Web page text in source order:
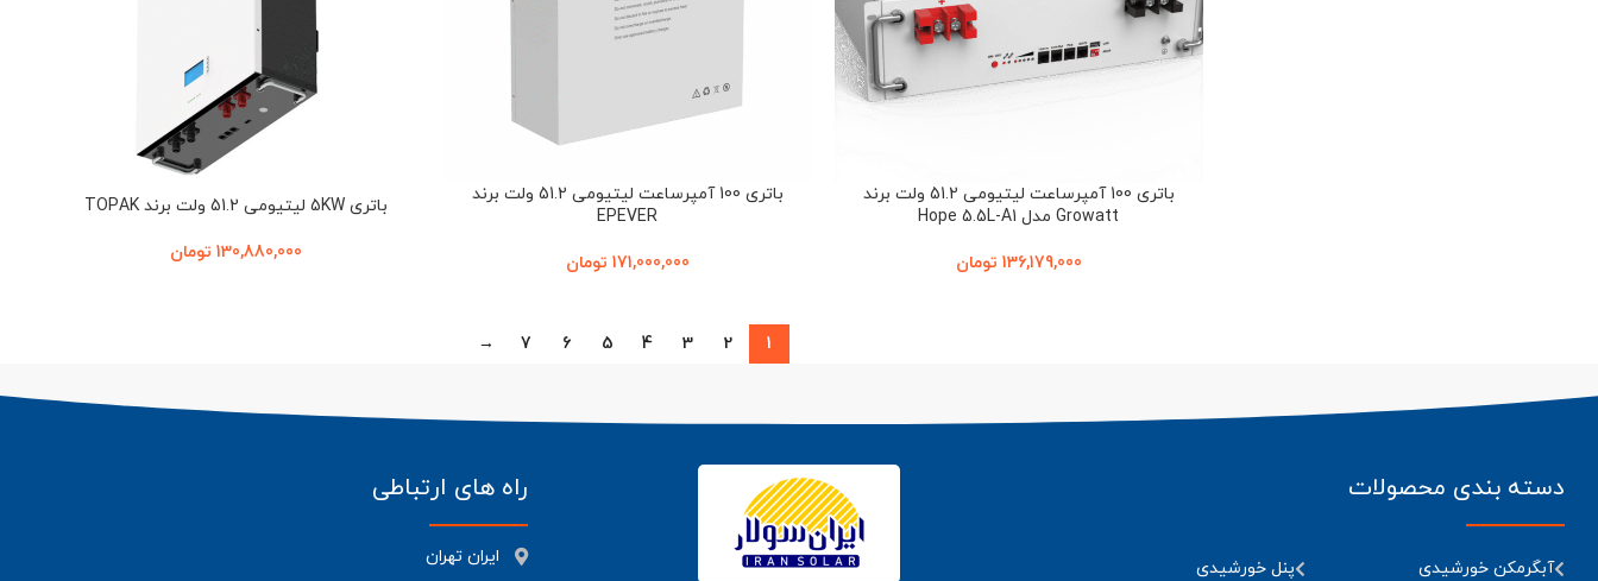
باتری 100 آمپرساعت لیتیومی 51.2 ولت برند
Growatt مدل Hope 5.5L-A1
136,179,000 تومان
باتری 100 آمپرساعت لیتیومی 51.2 ولت برند
EPEVER
171,000,000 تومان
باتری 5KW لیتیومی 51.2 ولت برند TOPAK
130,880,000 تومان
1
2
3
4
5
6
7
→
دسته بندی محصولات
آبگرمکن خورشیدی
پنل خورشیدی
راه های ارتباطی
ایران تهران